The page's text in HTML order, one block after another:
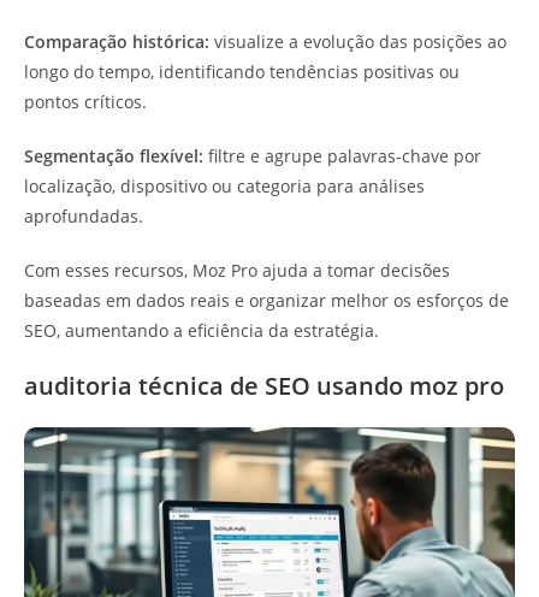
Comparação histórica: visualize a evolução das posições ao
longo do tempo, identificando tendências positivas ou
pontos críticos.
Segmentação flexível: filtre e agrupe palavras-chave por
localização, dispositivo ou categoria para análises
aprofundadas.
Com esses recursos, Moz Pro ajuda a tomar decisões
baseadas em dados reais e organizar melhor os esforços de
SEO, aumentando a eficiência da estratégia.
auditoria técnica de SEO usando moz pro